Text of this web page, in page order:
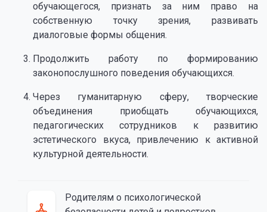
обучающегося, признать за ним право на
собственную точку зрения, развивать
диалоговые формы общения.
Продолжить работу по формированию
законопослушного поведения обучающихся.
Через гуманитарную сферу, творческие
объединения приобщать обучающихся,
педагогических сотрудников к развитию
эстетического вкуса, привлечению к активной
культурной деятельности.
Родителям о психологической